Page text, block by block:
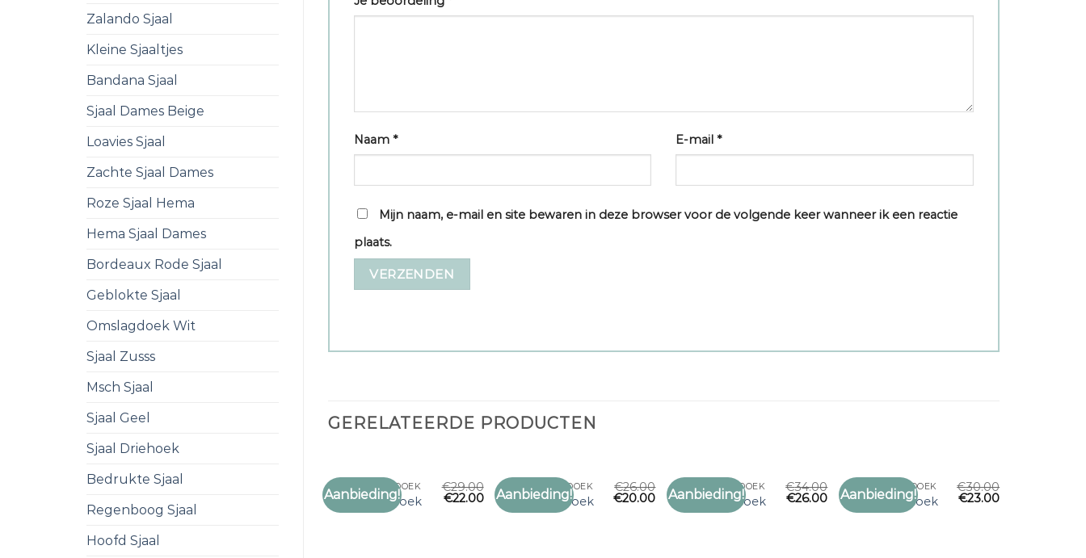
Zalando Sjaal
Kleine Sjaaltjes
Bandana Sjaal
Sjaal Dames Beige
Loavies Sjaal
Zachte Sjaal Dames
Roze Sjaal Hema
Hema Sjaal Dames
Bordeaux Rode Sjaal
Geblokte Sjaal
Omslagdoek Wit
Sjaal Zusss
Msch Sjaal
Sjaal Geel
Sjaal Driehoek
Bedrukte Sjaal
Regenboog Sjaal
Hoofd Sjaal
Naam * E-mail*
Mijn naam, e-mail en site bewaren in deze browser voor de volgende keer wanneer ik een reactie
plaats.
GERELATEERDE PRODUCTEN
Aanbieding!
Toevoegen
SJAAL HOOFDDOEK
sjaal hoofddoek
€29.00
€22.00 Aanbieding!
Toevoegen
SJAAL HOOFDDOEK
sjaal hoofddoek
€26.00
€20.00 Aanbieding!
Toevoegen
SJAAL HOOFDDOEK
sjaal hoofddoek
€34.00
€26.00 Aanbieding!
Toevoegen
SJAAL HOOFDDOEK
sjaal hoofddoek
€30.00
€23.00